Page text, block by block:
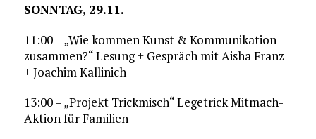
SONNTAG, 29.11.
11:00 – „Wie kommen Kunst & Kommunikation
zusammen?“ Lesung + Gespräch mit Aisha Franz
+ Joachim Kallinich
13:00 – „Projekt Trickmisch“ Legetrick Mitmach-
Aktion für Familien